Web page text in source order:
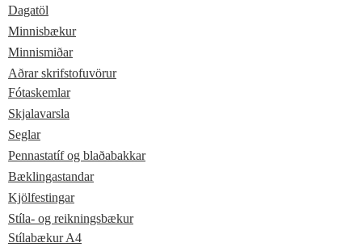
Dagatöl
Minnisbækur
Minnismiðar
Aðrar skrifstofuvörur
Fótaskemlar
Skjalavarsla
Seglar
Pennastatíf og blaðabakkar
Bæklingastandar
Kjölfestingar
Stíla- og reikningsbækur
Stílabækur A4